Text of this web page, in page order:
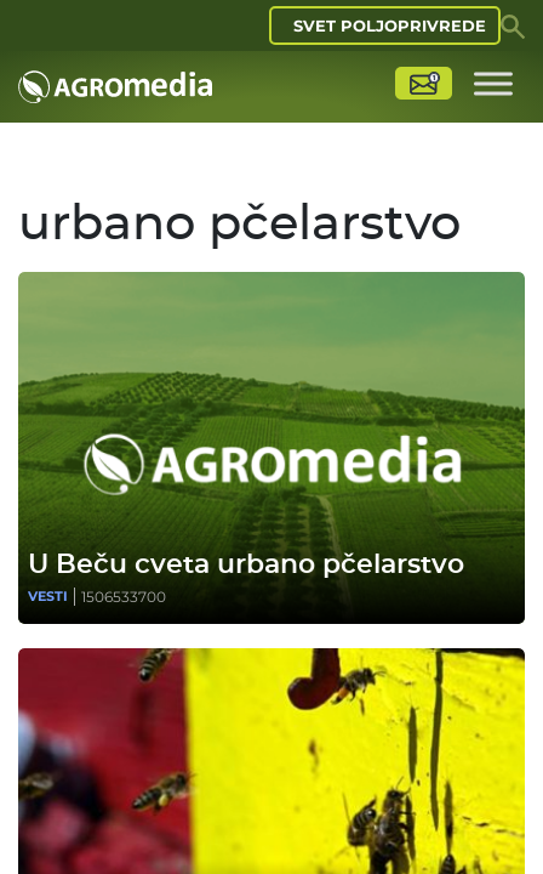
SVET POLJOPRIVREDE
urbano pčelarstvo
U Beču cveta urbano pčelarstvo
VESTI 1506533700